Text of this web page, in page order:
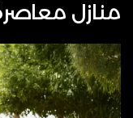
منازل